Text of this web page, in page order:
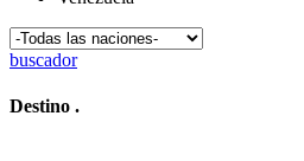
buscador
Destino .